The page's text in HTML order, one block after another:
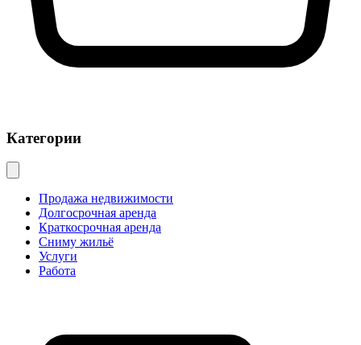
Категории
Продажа недвижимости
Долгосрочная аренда
Краткосрочная аренда
Сниму жильё
Услуги
Работа